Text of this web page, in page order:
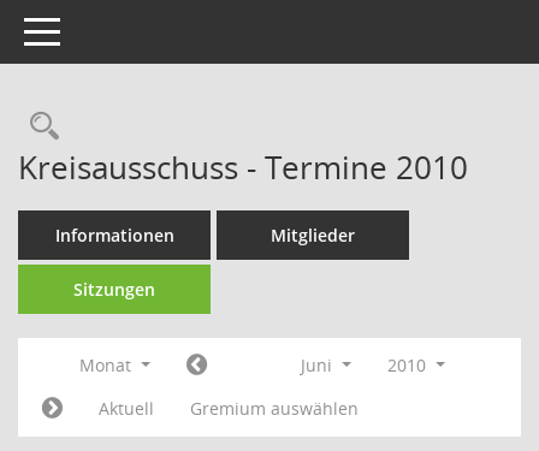
Toggle navigation
Rechercheauswahl
Kreisausschuss - Termine 2010
Informationen Mitglieder
Sitzungen
Monat Juni
2010
Aktuell
Gremium auswählen